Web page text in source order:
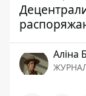
Аліна